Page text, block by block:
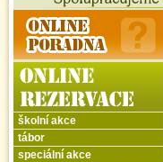
školní akce
tábor
speciální akce